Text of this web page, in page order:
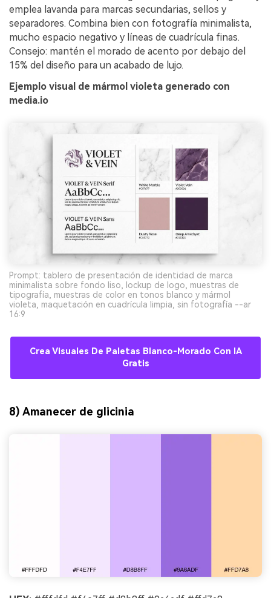
emplea lavanda para marcas secundarias, sellos y
separadores. Combina bien con fotografía minimalista,
mucho espacio negativo y líneas de cuadrícula finas.
Consejo: mantén el morado de acento por debajo del
15% del diseño para un acabado de lujo.
Ejemplo visual de mármol violeta generado con
media.io
Prompt: tablero de presentación de identidad de marca
minimalista sobre fondo liso, lockup de logo, muestras de
tipografía, muestras de color en tonos blanco y mármol
violeta, maquetación en cuadrícula limpia, sin fotografía --ar
16:9
Crea Visuales De Paletas Blanco-Morado Con IA
Gratis
8) Amanecer de glicinia